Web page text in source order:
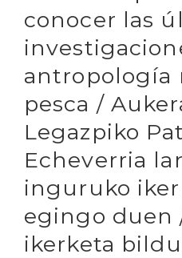
conocer las
antropología
pesca /
Legazpiko
Echeverria
inguruko
egingo duen
ikerketa